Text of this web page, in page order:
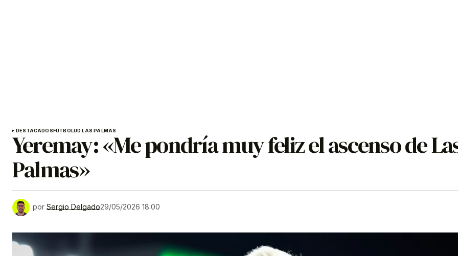
DESTACADOSFÚTBOLUD LAS PALMAS
Yeremay: «Me pondría muy feliz el ascenso de
Palmas»
por Sergio Delgado29/05/2026 18:00